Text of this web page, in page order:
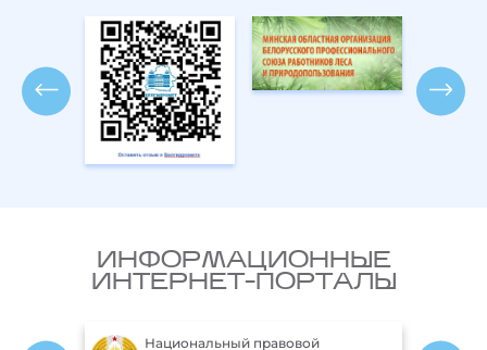
ИНФОРМАЦИОННЫЕ
ИНТЕРНЕТ-ПОРТАЛЫ
Национальный правовой